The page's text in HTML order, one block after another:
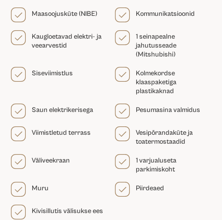
Maasoojusküte (NIBE) Kommunikatsioonid
Kaugloetavad elektri- ja
veearvestid
1 seinapealne
jahutusseade
(Mitshubishi)
Siseviimistlus
Kolmekordse
klaaspaketiga
plastikaknad
Saun elektrikerisega Pesumasina valmidus
Viimistletud terrass
Vesipõrandaküte ja
toatermostaadid
Väliveekraan
1 varjualuseta
parkimiskoht
Muru Piirdeaed
Kivisillutis välisukse ees